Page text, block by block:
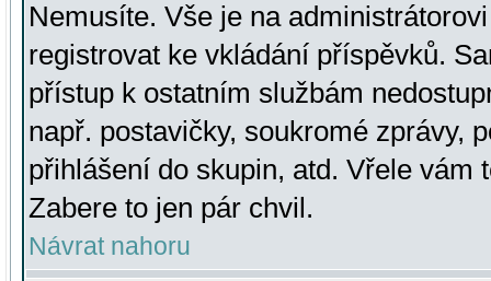
Nemusíte. Vše je na
registrovat ke vkládání příspěvků.
přístup k ostatním službám
např. postavičky, soukromé zprávy,
přihlášení do skupin, atd. Vřele vám
Zabere to jen pár chvil.
Návrat nahoru